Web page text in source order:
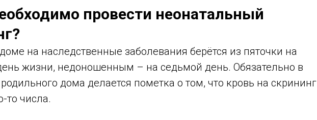
провести неонатальный
на наследственные заболевания берётся из пяточки на
жизни, недоношенным – на седьмой день. Обязательно в
дома делается пометка о том, что кровь на скрининг
то числа.